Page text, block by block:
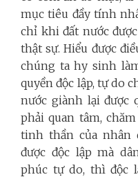
mục tiêu đầy tính
chỉ khi đất nước
thật sự. Hiểu được
chúng ta hy sinh
quyền độc lập, tự do
nước giành lại được
phải quan tâm,
tinh thần của nhân
được độc lập mà
phúc tự do, thì độc